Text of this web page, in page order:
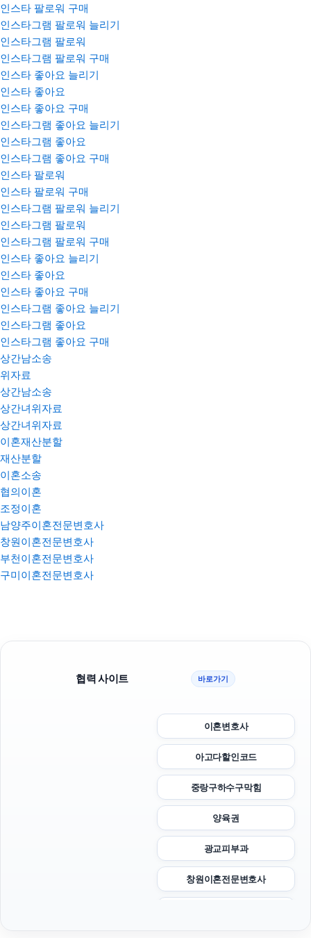
인스타 팔로워 구매
인스타그램 팔로워 늘리기
인스타그램 팔로워
인스타그램 팔로워 구매
인스타 좋아요 늘리기
인스타 좋아요
인스타 좋아요 구매
인스타그램 좋아요 늘리기
인스타그램 좋아요
인스타그램 좋아요 구매
인스타 팔로워
인스타 팔로워 구매
인스타그램 팔로워 늘리기
인스타그램 팔로워
인스타그램 팔로워 구매
인스타 좋아요 늘리기
인스타 좋아요
인스타 좋아요 구매
인스타그램 좋아요 늘리기
인스타그램 좋아요
인스타그램 좋아요 구매
상간남소송
위자료
상간남소송
상간녀위자료
상간녀위자료
이혼재산분할
재산분할
이혼소송
협의이혼
조정이혼
남양주이혼전문변호사
창원이혼전문변호사
부천이혼전문변호사
구미이혼전문변호사
협력 사이트 바로가기
이혼변호사
아고다할인코드
중랑구하수구막힘
양육권
광교피부과
창원이혼전문변호사